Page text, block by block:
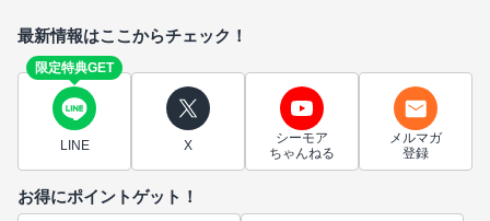
最新情報はここからチェック！
限定特典GET
LINE X
シーモア
ちゃんねる
メルマガ
登録
お得にポイントゲット！